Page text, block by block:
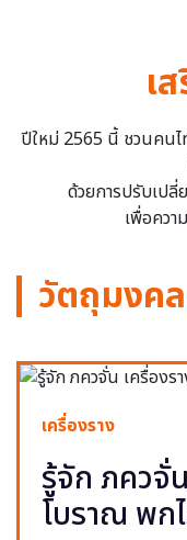
เ
ปีใหม่ 2565 นี้ ชวนคนไ
ด้วยการปรับเป
เพื่อคว
วัตถุมงคล
เครื่องราง
รู้จัก ภควจั่
โบราณ พก